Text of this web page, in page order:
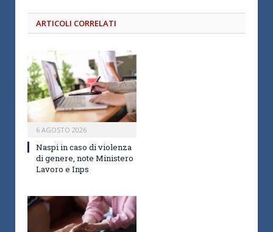
ARTICOLI CORRELATI
6 AGOSTO 2026
Naspi in caso di violenza
di genere, note Ministero
Lavoro e Inps